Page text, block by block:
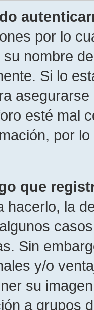
por lo
nombre
Si lo
esté mal
por
que
hacerlo, la
Sin
y/o
su
a grupos